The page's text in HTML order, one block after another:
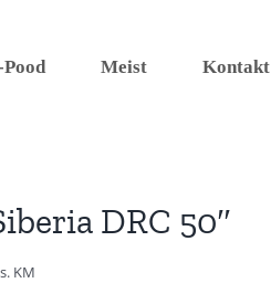
Pood Meist Kontakt
DRC 50″
KM